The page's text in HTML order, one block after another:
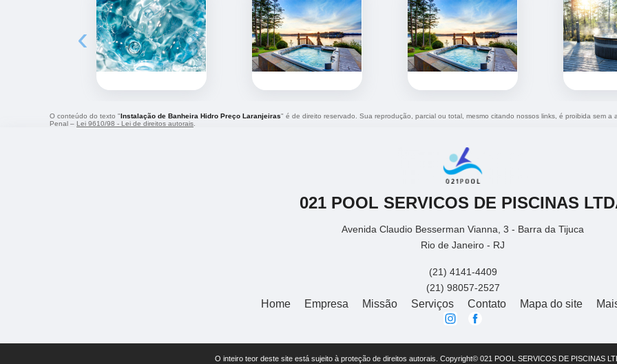
‹
O conteúdo do texto "Instalação de Banheira Hidro Preço Laranjeiras" é de direito reservado. Sua reprodução, parcial ou total, mesmo citando nossos links, é proibida sem
Penal – Lei 9610/98 - Lei de direitos autorais
021 POOL SERVICOS DE PISCINAS
Avenida Claudio Besserman Vianna, 3 - Barra da Tijuca
Rio de Janeiro - RJ
(21) 4141-4409
(21) 98057-2527
Home Empresa Missão Serviços Contato Mapa do site
O inteiro teor deste site está sujeito à proteção de direitos autorais. Copyright© 021 POOL SERVICOS DE PISCINAS